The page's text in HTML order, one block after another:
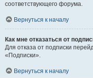
соответствующего форума.
Вернуться к началу
Как мне отказаться от
Для отказа от подписки
«Подписки».
Вернуться к началу